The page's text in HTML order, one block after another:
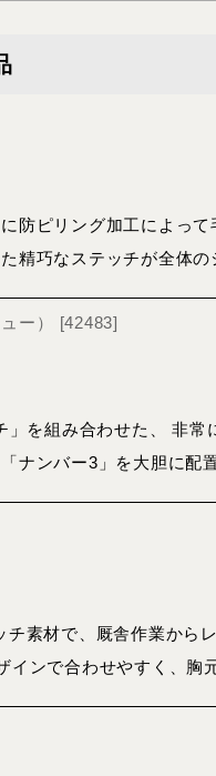
防ピリング加工によっ
精巧なステッチが全体
ー） [42483]
を組み合わせた、 非常
ナンバー3」を大胆に配
素材で、厩舎作業から
インで合わせやすく、胸